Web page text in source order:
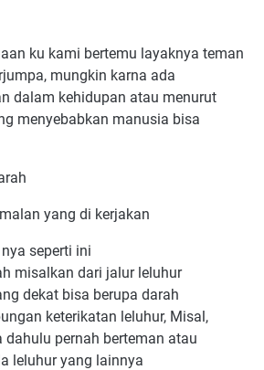
ku kami bertemu layaknya teman
mungkin karna ada
dalam kehidupan atau menurut
menyebabkan manusia bisa
yang di kerjakan
seperti ini
misalkan dari jalur leluhur
dekat bisa berupa darah
keterikatan leluhur, Misal,
pernah berteman atau
leluhur yang lainnya